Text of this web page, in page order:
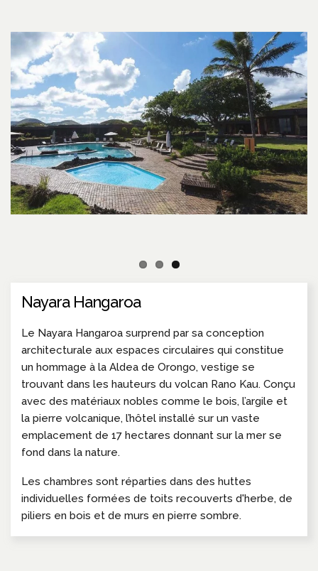
Nayara Hangaroa
Le Nayara Hangaroa surprend par sa conception
architecturale aux espaces circulaires qui constitue
un hommage à la Aldea de Orongo, vestige se
trouvant dans les hauteurs du volcan Rano Kau. Conçu
avec des matériaux nobles comme le bois, l’argile et
la pierre volcanique, l’hôtel installé sur un vaste
emplacement de 17 hectares donnant sur la mer se
fond dans la nature.
Les chambres sont réparties dans des huttes
individuelles formées de toits recouverts d'herbe, de
piliers en bois et de murs en pierre sombre.